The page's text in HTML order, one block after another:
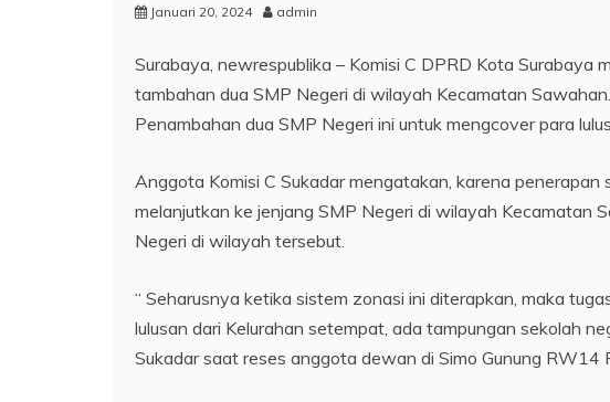
Januari 20, 2024 admin
Surabaya, newrespublika – Komisi C DPRD Kota Surabaya
tambahan dua SMP Negeri di wilayah Kecamatan Sawahan.
Penambahan dua SMP Negeri ini untuk mengcover para
Anggota Komisi C Sukadar mengatakan, karena
melanjutkan ke jenjang SMP Negeri di wilayah Kecamatan
Negeri di wilayah tersebut.
“ Seharusnya ketika sistem zonasi ini diterapkan, maka
lulusan dari Kelurahan setempat, ada tampungan sekolah
Sukadar saat reses anggota dewan di Simo Gunung RW14